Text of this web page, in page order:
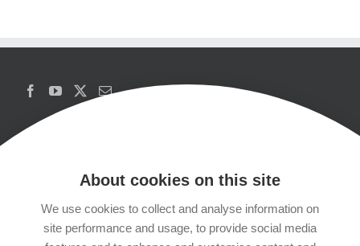
Copyrights
About cookies on this site
We use cookies to collect and analyse information on
site performance and usage, to provide social media